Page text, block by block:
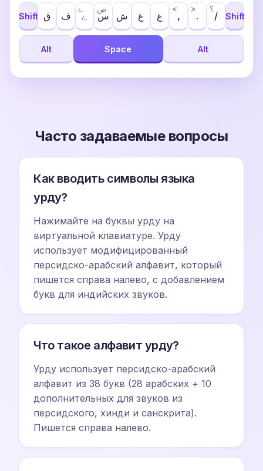
Shift ق ف ے
ۓ
س
ص
ش غ ع ,
<
.
>
/
؟
Shift
Alt Space Alt
Часто задаваемые вопросы
Как вводить символы языка
урду?
Нажимайте на буквы урду на
виртуальной клавиатуре. Урду
использует модифицированный
персидско-арабский алфавит, который
пишется справа налево, с добавлением
букв для индийских звуков.
Что такое алфавит урду?
Урду использует персидско-арабский
алфавит из 38 букв (28 арабских + 10
дополнительных для звуков из
персидского, хинди и санскрита).
Пишется справа налево.